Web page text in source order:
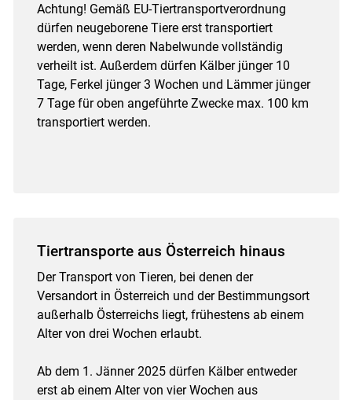
Achtung! Gemäß EU-Tiertransportverordnung
dürfen neugeborene Tiere erst transportiert
werden, wenn deren Nabelwunde vollständig
verheilt ist. Außerdem dürfen Kälber jünger 10
Tage, Ferkel jünger 3 Wochen und Lämmer jünger
7 Tage für oben angeführte Zwecke max. 100 km
transportiert werden.
Tiertransporte aus Österreich hinaus
Der Transport von Tieren, bei denen der
Versandort in Österreich und der Bestimmungsort
außerhalb Österreichs liegt, frühestens ab einem
Alter von drei Wochen erlaubt.
Ab dem 1. Jänner 2025 dürfen Kälber entweder
erst ab einem Alter von vier Wochen aus